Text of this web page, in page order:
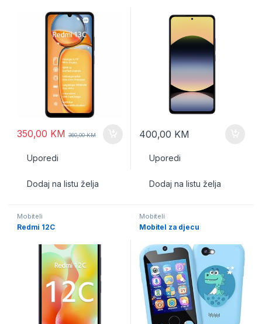
350,00 KM 360,00KM
Uporedi
Dodaj na listu želja
400,00 KM
Uporedi
Dodaj na listu želja
Mobiteli
Redmi 12C
Mobiteli
Mobitel za djecu